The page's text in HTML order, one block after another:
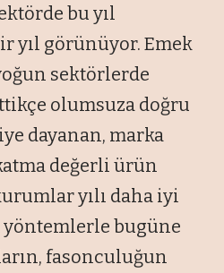
bu yıl
yıl görünüyor. Emek
sektörlerde
olumsuza doğru
dayanan, marka
değerli ürün
yılı daha iyi
bugüne
fasonculuğun